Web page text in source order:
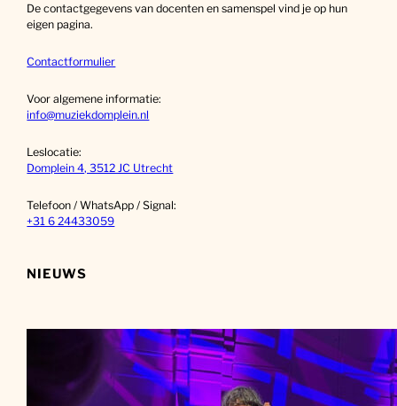
n
De contactgegevens van docenten en samenspel vind je op hun
eigen pagina.
Contactformulier
Voor algemene informatie:
info@muziekdomplein.nl
Leslocatie:
Domplein 4, 3512 JC Utrecht
Telefoon / WhatsApp / Signal:
+31 6 24433059
NIEUWS